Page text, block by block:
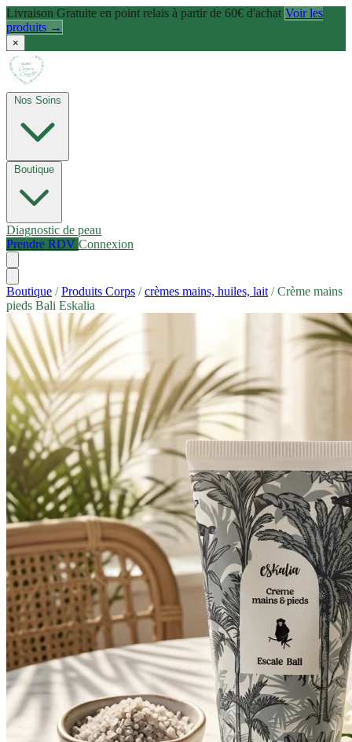
Livraison Gratuite en point relais à partir de 60€ d'achat Voir les
produits →
×
Nos Soins
Boutique
Diagnostic de peau
Prendre RDV Connexion
Boutique / Produits Corps / crèmes mains, huiles, lait / Crème mains
pieds Bali Eskalia